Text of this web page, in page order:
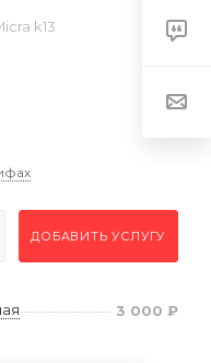
k13
ДОБАВИТЬ УСЛУГУ
3 000 ₽